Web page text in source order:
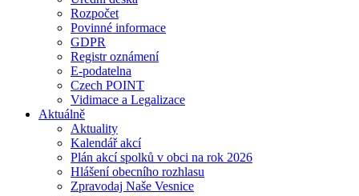
Rozpočet
Povinné informace
GDPR
Registr oznámení
E-podatelna
Czech POINT
Vidimace a Legalizace
Aktuálně
Aktuality
Kalendář akcí
Plán akcí spolků v obci na rok 2026
Hlášení obecního rozhlasu
Zpravodaj Naše Vesnice